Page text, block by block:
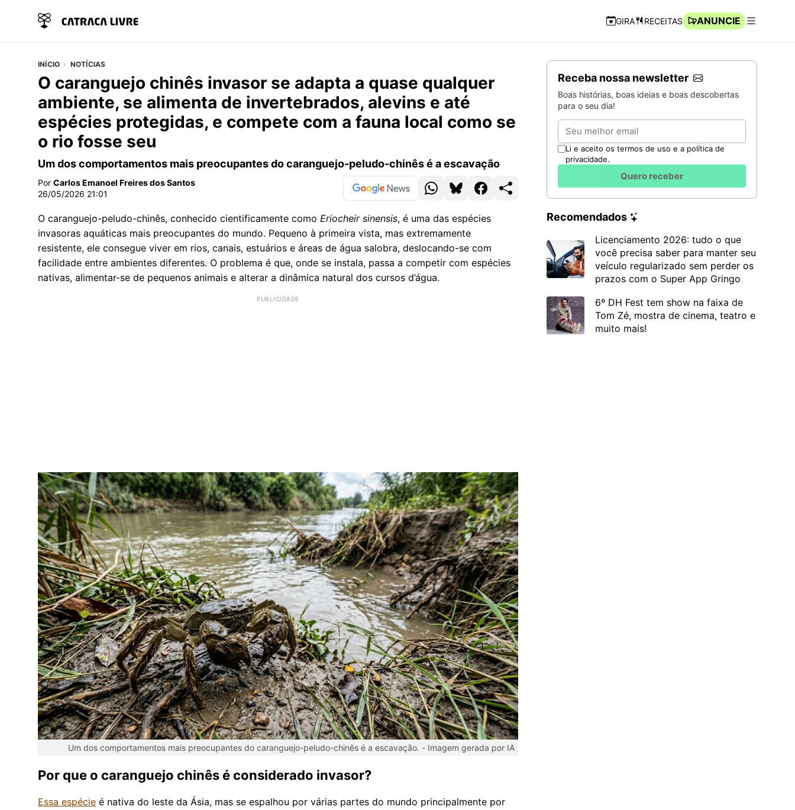
Navegação Rápida
GIRA RECEITAS
ANUNCIE
INÍCIO NOTÍCIAS
O caranguejo chinês invasor se adapta a quase qualquer
ambiente, se alimenta de invertebrados, alevins e até
espécies protegidas, e compete com a fauna local como se
o rio fosse seu
Um dos comportamentos mais preocupantes do caranguejo-peludo-chinês é a escavação
Por Carlos Emanoel Freires dos Santos
26/05/2026 21:01
O caranguejo-peludo-chinês, conhecido cientificamente como Eriocheir sinensis, é uma das espécies
invasoras aquáticas mais preocupantes do mundo. Pequeno à primeira vista, mas extremamente
resistente, ele consegue viver em rios, canais, estuários e áreas de água salobra, deslocando-se com
facilidade entre ambientes diferentes. O problema é que, onde se instala, passa a competir com espécies
nativas, alimentar-se de pequenos animais e alterar a dinâmica natural dos cursos d’água.
Um dos comportamentos mais preocupantes do caranguejo-peludo-chinês é a escavação. - Imagem gerada por IA
Por que o caranguejo chinês é considerado invasor?
Essa espécie é nativa do leste da Ásia, mas se espalhou por várias partes do mundo principalmente por
Receba nossa newsletter
Boas histórias, boas ideias e boas descobertas
para o seu dia!
Email
Li e aceito os termos de uso e a política de
privacidade.
Quero receber
Recomendados
Licenciamento 2026: tudo o que
você precisa saber para manter seu
veículo regularizado sem perder os
prazos com o Super App Gringo
6º DH Fest tem show na faixa de
Tom Zé, mostra de cinema, teatro e
muito mais!